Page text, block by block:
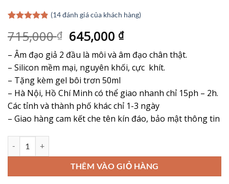
dựa trên
đánh giá
(14đánh giá của khách hàng)
715,000₫ Giá
gốc
là:
715,000 ₫.
645,000 ₫Giá
hiện
tại
là:
645,000 ₫.
– Âm đạo giả 2 đầu là môi và âm đạo chân thật.
– Silicon mềm mại, nguyên khối, cực khít.
– Tặng kèm gel bôi trơn 50ml
– Hà Nội, Hồ Chí Minh có thể giao nhanh chỉ 15ph – 2h.
Các tỉnh và thành phố khác chỉ 1-3 ngày
– Giao hàng cam kết che tên kín đáo, bảo mật thông tin
THÊM VÀO GIỎ HÀNG